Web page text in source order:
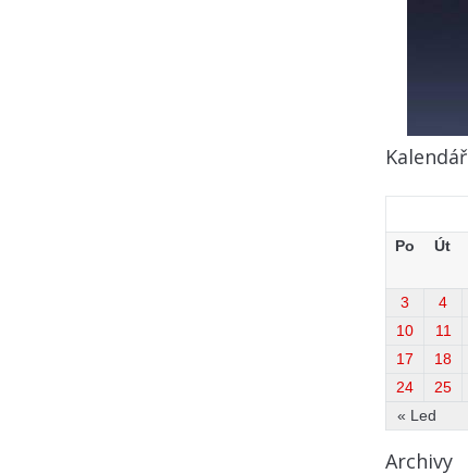
Kalendář
Po
Út
« Led
3
4
10
11
17
18
24
25
Archivy